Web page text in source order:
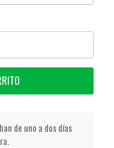
de uno a dos días